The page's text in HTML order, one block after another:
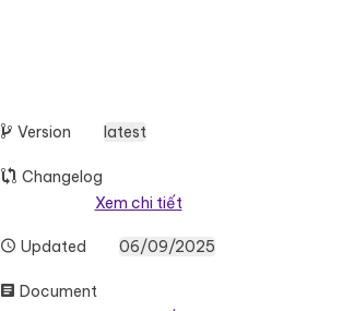
Version latest
Changelog
Xem chi tiết
Updated 06/09/2025
Document